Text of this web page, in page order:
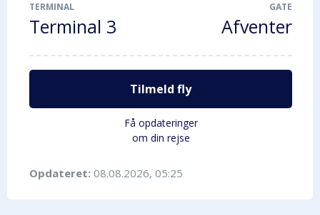
TERMINAL
Terminal 3
GATE
Afventer
Tilmeld fly
Få opdateringer
om din rejse
Opdateret: 08.08.2026, 05:25